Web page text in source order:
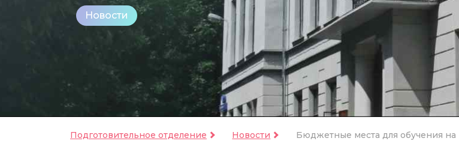
Новости
Подготовительное отделение Новости Бюджетные места для обучения на